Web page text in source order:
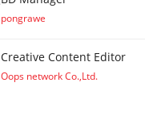
pongrawe
Creative Content Editor
Oops network Co.,Ltd.